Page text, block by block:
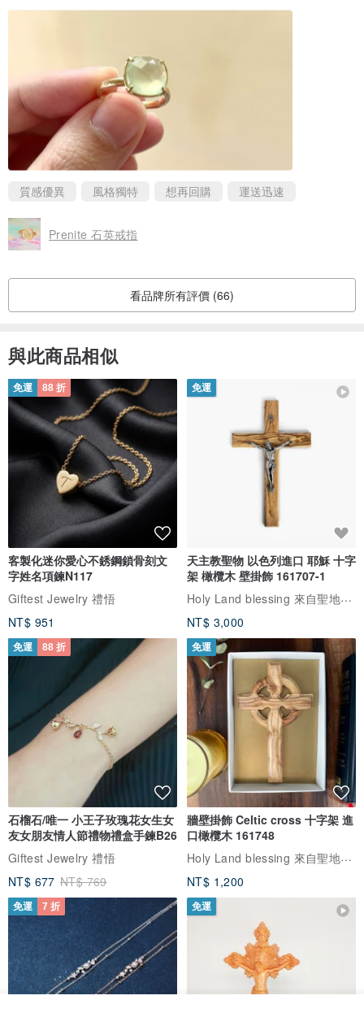
質感優異 風格獨特 想再回購 運送迅速
Prenite 石英戒指
看品牌所有評價 (66)
與此商品相似
免運 88 折
客製化迷你愛心不銹鋼鎖骨刻文
字姓名項鍊N117
Giftest Jewelry 禮悟
NT$ 951
免運
天主教聖物 以色列進口 耶穌 十字
架 橄欖木 壁掛飾 161707-1
Holy Land blessing 來自聖地的祝福
NT$ 3,000
免運 88 折
石榴石/唯一 小王子玫瑰花女生女
友女朋友情人節禮物禮盒手鍊B26
Giftest Jewelry 禮悟
NT$ 677 NT$ 769
免運
牆壁掛飾 Celtic cross 十字架 進
口橄欖木 161748
Holy Land blessing 來自聖地的祝福
NT$ 1,200
免運 7 折 免運